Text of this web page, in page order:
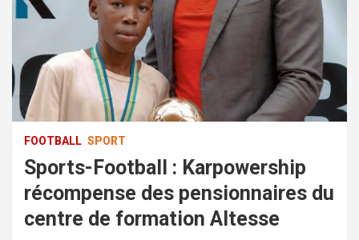
FOOTBALL SPORT
Sports-Football : Karpowership
récompense des pensionnaires du
centre de formation Altesse